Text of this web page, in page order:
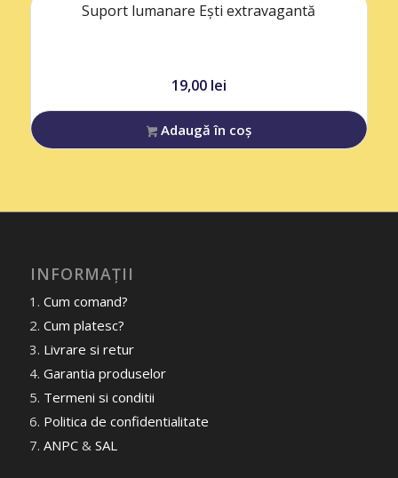
Suport lumanare Ești extravagantă
19,00 lei
Adaugă în coș
INFORMAȚII
Cum comand?
Cum platesc?
Livrare si retur
Garantia produselor
Termeni si conditii
Politica de confidentialitate
ANPC& SAL